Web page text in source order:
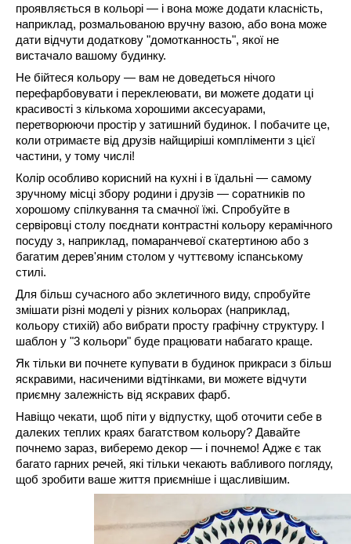
проявляється в кольорі ― і вона може додати класність,
наприклад, розмальованою вручну вазою, або вона може
дати відчути додаткову "домотканность", якої не
вистачало вашому будинку.
Не бійтеся кольору ― вам не доведеться нічого
перефарбовувати і переклеювати, ви можете додати ці
красивості з кількома хорошими аксесуарами,
перетворюючи простір у затишний будинок. І побачите це,
коли отримаєте від друзів найщиріші компліменти з цієї
частини, у тому числі!
Колір особливо корисний на кухні і в їдальні ― самому
зручному місці збору родини і друзів ― соратників по
хорошому спілкування та смачної їжі. Спробуйте в
сервіровці столу поєднати контрастні кольору керамічного
посуду з, наприклад, помаранчевої скатертиною або з
багатим дерев'яним столом у чуттєвому іспанському
стилі.
Для більш сучасного або эклетичного виду, спробуйте
змішати різні моделі у різних кольорах (наприклад,
кольору стихій) або вибрати просту графічну структуру. І
шаблон у "3 кольори" буде працювати набагато краще.
Як тільки ви почнете купувати в будинок прикраси з більш
яскравими, насиченими відтінками, ви можете відчути
приємну залежність від яскравих фарб.
Навіщо чекати, щоб піти у відпустку, щоб оточити себе в
далеких теплих краях багатством кольору? Давайте
почнемо зараз, виберемо декор ― і почнемо! Адже є так
багато гарних речей, які тільки чекають вабливого погляду,
щоб зробити ваше життя приємніше і щасливішим.